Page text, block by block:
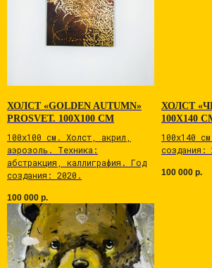
ХОЛСТ «GOLDEN AUTUMN»
PROSVET. 100Х100 СМ
100х100 см. Холст, акрил,
аэрозоль. Техника:
абстракция, каллиграфия. Год
создания: 2020.
100 000 р.
ХОЛСТ
100Х140
100х140
создания:
100 000 р.
корзине укажите удобный
способ, а также адрес
пункта выдачи, который
вы предпочитаете.
Доставка товаров в города России
через СДЕК или Почту России.